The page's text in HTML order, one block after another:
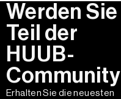
Werden Sie
Teil der
HUUB-
Community
Erhalten Sie die neuesten